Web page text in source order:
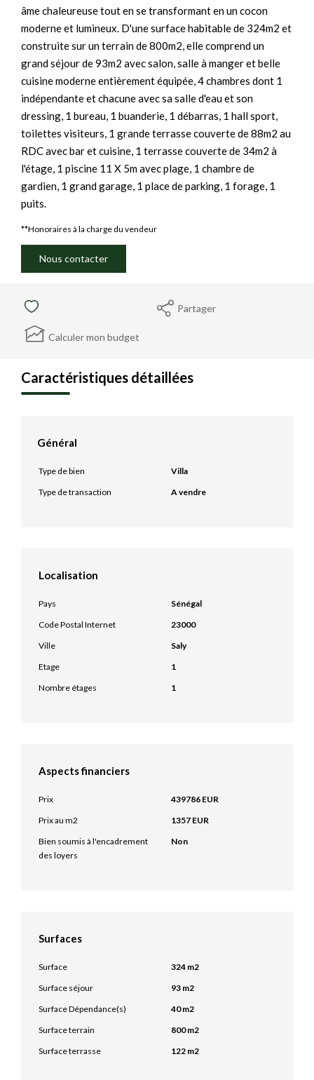
âme chaleureuse tout en se transformant en un cocon
moderne et lumineux. D'une surface habitable de 324m2 et
construite sur un terrain de 800m2, elle comprend un
grand séjour de 93m2 avec salon, salle à manger et belle
cuisine moderne entièrement équipée, 4 chambres dont 1
indépendante et chacune avec sa salle d'eau et son
dressing, 1 bureau, 1 buanderie, 1 débarras, 1 hall sport,
toilettes visiteurs, 1 grande terrasse couverte de 88m2 au
RDC avec bar et cuisine, 1 terrasse couverte de 34m2 à
l'étage, 1 piscine 11 X 5m avec plage, 1 chambre de
gardien, 1 grand garage, 1 place de parking, 1 forage, 1
puits.
**Honoraires à la charge du vendeur
Nous contacter
Partager
Calculer mon budget
Caractéristiques détaillées
Général
Type de bien
Villa
Type de transaction
A vendre
Localisation
Pays
Sénégal
Code Postal Internet
23000
Ville
Saly
Etage
1
Nombre étages
1
Aspects financiers
Prix
439786 EUR
Prix au m2
1357 EUR
Bien soumis à l'encadrement
des loyers
Non
Surfaces
Surface
324 m2
Surface séjour
93 m2
Surface Dépendance(s)
40 m2
Surface terrain
800 m2
Surface terrasse
122 m2